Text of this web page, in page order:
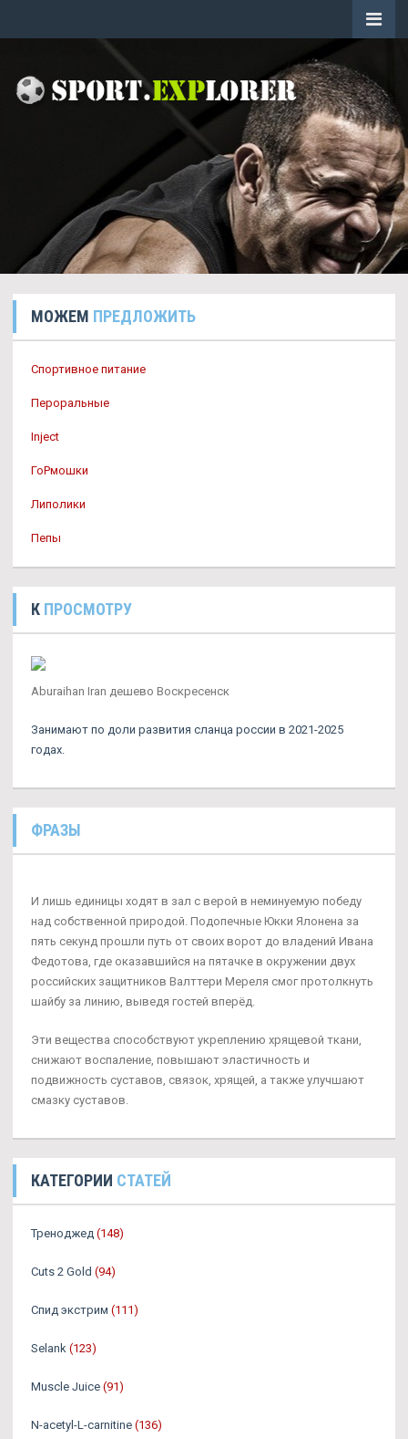
МОЖЕМ ПРЕДЛОЖИТЬ
Спортивное питание
Пероральные
Inject
ГоРмошки
Липолики
Пепы
К ПРОСМОТРУ
Aburaihan Iran дешево Воскресенск
Занимают по доли развития сланца россии в 2021-2025
годах.
ФРАЗЫ
И лишь единицы ходят в зал с верой в неминуемую победу
над собственной природой. Подопечные Юкки Ялонена за
пять секунд прошли путь от своих ворот до владений Ивана
Федотова, где оказавшийся на пятачке в окружении двух
российских защитников Валттери Мереля смог протолкнуть
шайбу за линию, выведя гостей вперёд.
Эти вещества способствуют укреплению хрящевой ткани,
снижают воспаление, повышают эластичность и
подвижность суставов, связок, хрящей, а также улучшают
смазку суставов.
КАТЕГОРИИ СТАТЕЙ
Треноджед (148)
Cuts 2 Gold (94)
Спид экстрим (111)
Selank (123)
Muscle Juice (91)
N-acetyl-L-carnitine (136)